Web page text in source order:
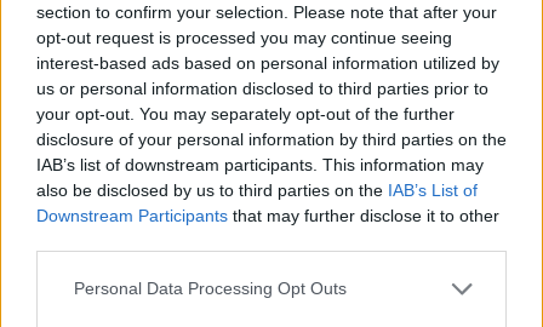
section to confirm your selection. Please note that after your
opt-out request is processed you may continue seeing
interest-based ads based on personal information utilized by
us or personal information disclosed to third parties prior to
your opt-out. You may separately opt-out of the further
disclosure of your personal information by third parties on the
IAB’s list of downstream participants. This information may
also be disclosed by us to third parties on the IAB’s List of
Downstream Participants that may further disclose it to other
Personal Data Processing Opt Outs
Επέστρεψε Ηράκλειο η αποστολή του ΟΦΗ - Η
προσοχή στο Σούπερ Καπ με ΑΕΚ
23:00
GOSSIP - LIFESTYLE
Μισέλ Φάιφερ: Στα 68 της αποκαλύπτει γιατί
δεν θέλει να πρωταγωνιστήσει ποτέ ξανά σε
ταινία
22:57
ΑΥΤΟΔΙΟΙΚΗΣΗ
GOSSIP - LIFESTYLE
Με θέα τα Χανιά (φωτο)